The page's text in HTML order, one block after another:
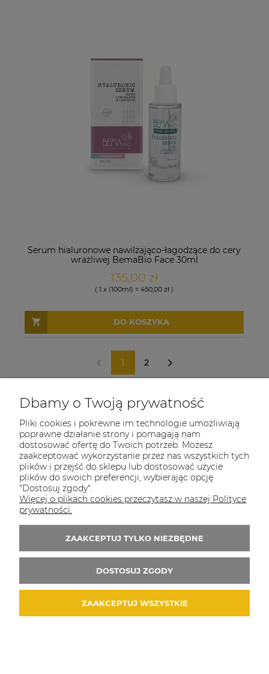
Serum hialuronowe nawilżająco-łagodzące do cery
wrażliwej BemaBio Face 30ml
135,00 zł
( 1 x (100ml) = 450,00 zł )
DO KOSZYKA
«
1 2
»
MOJE KONTO
O FIRMIE
INFORMACJE
POMOC
Dbamy o Twoją prywatność
Pliki cookies i pokrewne im technologie umożliwiają
poprawne działanie strony i pomagają nam
dostosować ofertę do Twoich potrzeb. Możesz
zaakceptować wykorzystanie przez nas wszystkich tych
plików i przejść do sklepu lub dostosować użycie
plików do swoich preferencji, wybierając opcję
"Dostosuj zgody".
Więcej o plikach cookies przeczytasz w naszej Polityce
prywatności.
ZAAKCEPTUJ TYLKO NIEZBĘDNE
DOSTOSUJ ZGODY
ZAAKCEPTUJ WSZYSTKIE